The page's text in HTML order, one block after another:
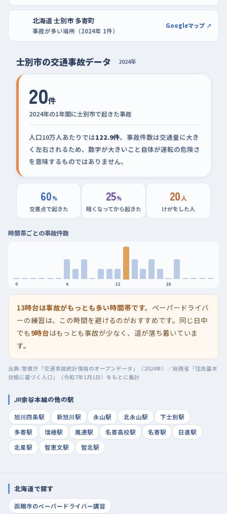
北海道 士別市 多寄町
事故が多い場所（2024年 1件）
Googleマップ ↗
士別市の交通事故データ 2024年
20件
2024年の1年間に士別市で起きた事故
人口10万人あたりでは122.9件。事故件数は交通量に大き
く左右されるため、数字が大きいこと自体が運転の危険さ
を意味するものではありません。
60%
交差点で起きた
25%
暗くなってから起きた
20人
けがをした人
時間帯ごとの事故件数
0 6 12 18
13時台は事故がもっとも多い時間帯です。 ペーパードライバ
ーの練習は、この時間を避けるのがおすすめです。同じ日中
でも 9時台はもっとも事故が少なく、道が落ち着いていま
す。
出典: 警察庁「交通事故統計情報のオープンデータ」（2024年）／総務省「住民基本
台帳に基づく人口」（令和7年1月1日）をもとに集計
JR宗谷本線の他の駅
旭川四条駅 新旭川駅 永山駅 北永山駅
下士別駅
多寄駅
瑞穂駅 風連駅 名寄高校駅 名寄駅
日進駅
北星駅
智恵文駅 智北駅
北海道で探す
函館市のペーパードライバー講習